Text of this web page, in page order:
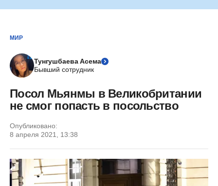
МИР
Тунгушбаева Асема
Бывший сотрудник
Посол Мьянмы в Великобритании
не смог попасть в посольство
Опубликовано:
8 апреля 2021, 13:38